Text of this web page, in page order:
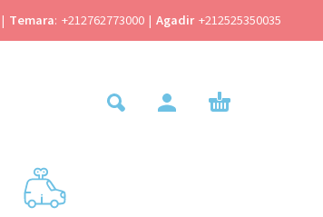
| Temara: +212762773000 | Agadir +212525350035